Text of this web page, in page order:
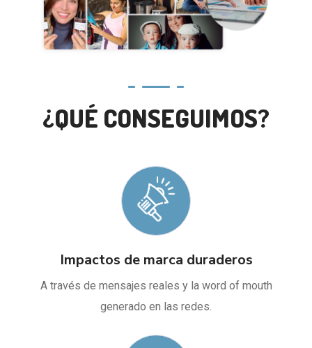
¿QUÉ CONSEGUIMOS?
Impactos de marca duraderos
A través de mensajes reales y la word of mouth
generado en las redes.